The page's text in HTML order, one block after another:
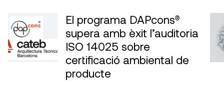
El programa DAPcons®
supera amb èxit l’auditoria
ISO 14025 sobre
certificació ambiental de
producte